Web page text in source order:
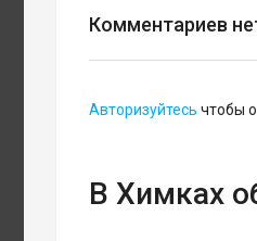
Комментариев
Авторизуйтесь чтобы
В Химках